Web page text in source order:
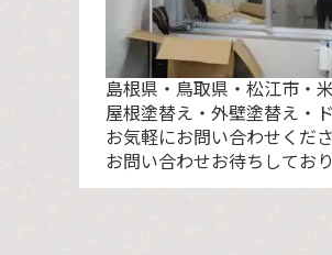
島根県・鳥取県・松江市・
屋根塗替え・外壁塗替え・
お気軽にお問い合わせくださ
お問い合わせお待ちしており